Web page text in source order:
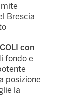
Brescia
con
fondo e
posizione
la